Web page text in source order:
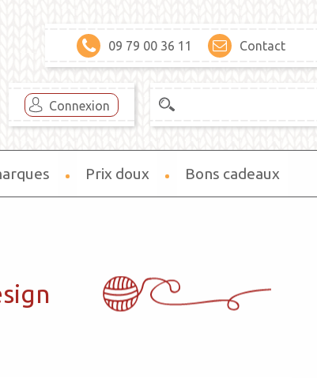
09 79 00 36 11 Contact
Connexion
Prix doux Bons cadeaux